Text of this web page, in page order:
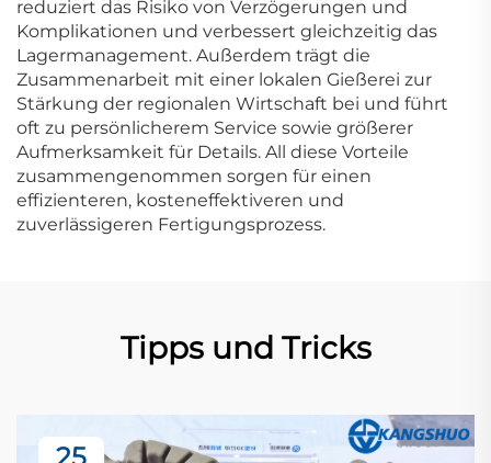
reduziert das Risiko von Verzögerungen und
Komplikationen und verbessert gleichzeitig das
Lagermanagement. Außerdem trägt die
Zusammenarbeit mit einer lokalen Gießerei zur
Stärkung der regionalen Wirtschaft bei und führt
oft zu persönlicherem Service sowie größerer
Aufmerksamkeit für Details. All diese Vorteile
zusammengenommen sorgen für einen
effizienteren, kosteneffektiveren und
zuverlässigeren Fertigungsprozess.
Tipps und Tricks